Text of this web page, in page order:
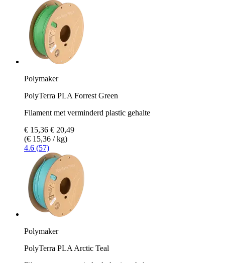
Polymaker
PolyTerra PLA Forrest Green
Filament met verminderd plastic gehalte
€ 15,36 € 20,49
(€ 15,36 / kg)
4.6 (57)
Polymaker
PolyTerra PLA Arctic Teal